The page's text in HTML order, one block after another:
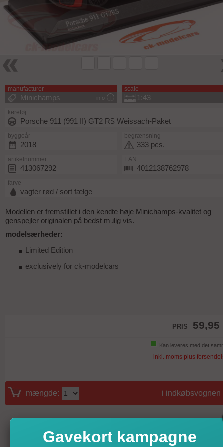
manufacturer
info
Minichamps
scale
1:43
køretøj
Porsche 911 (991 II) GT2 RS Weissach-Paket
byggeår
2018
begrænsning
333 pcs.
artikelnummer
413067292
EAN
4012138762978
farve
vagter rød / sort fælge
Modellen er fremstillet i den kendte høje Minichamps-kvalitet og
genspejler originalen på bedst mulig vis.
modelsærheder:
Limited Edition
exclusively for ck-modelcars
PRIS 59,95
Kan leveres med det
inkl. moms plus
mængde: i indkøbsvognen
Gavekort kampagne